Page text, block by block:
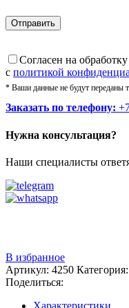
Cогласен на
с политикой
* Ваши данные не будут переданы
Заказать по телефону:
Нужна консультация?
Наши специалисты
В избранное
Артикул: 4250 Категория:
Поделиться:
Характеристики